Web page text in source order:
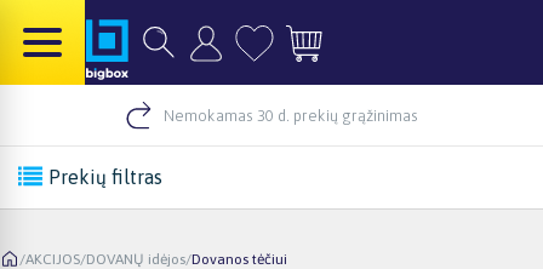
Nemokamas 30 d. prekių grąžinimas
Prekių filtras
/AKCIJOS/DOVANŲ idėjos/Dovanos tėčiui